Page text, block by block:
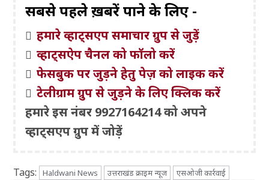
सबसे पहले ख़बरें पाने के लिए -
हमारे व्हाट्सएप समाचार ग्रुप से जुड़ें
व्हाट्सऐप चैनल को फॉलो करें
फेसबुक पर जुड़ने हेतु पेज़ को लाइक करें
टेलीग्राम ग्रुप से जुड़ने के लिए क्लिक करें
हमारे इस नंबर 9927164214 को अपने
व्हाट्सएप ग्रुप में जोड़ें
Tags: Haldwani News उत्तराखंड क्राइम न्यूज
एसओजी कार्रवाई